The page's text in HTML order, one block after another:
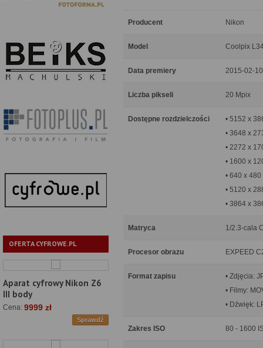
OFERTA CYFROWE.PL
Aparat cyfrowy Nikon Z6
III body
Cena: 9999 zł
Sprawdź
Producent Nikon
Model Coolpix
Data premiery 2015-02-10
Liczba pikseli 20 Mpix
Dostępne rozdzielczości
• 5152 x
• 3648 x
• 2272 x
• 1600 x
• 640 x 480
• 5120 x
• 3864 x
Matryca 1/2.3-cala
Procesor obrazu EXPEED
Format zapisu
• Zdjęcia:
• Filmy:
• Dźwięk:
Zakres ISO 80 - 1600